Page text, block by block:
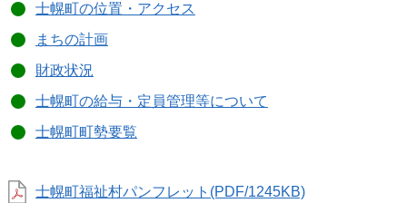
士幌町の位置・アクセス
まちの計画
財政状況
士幌町の給与・定員管理等について
士幌町町勢要覧
士幌町福祉村パンフレット(PDF/1245KB)